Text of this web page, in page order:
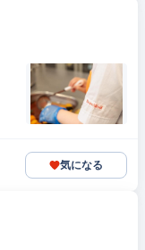
気になる